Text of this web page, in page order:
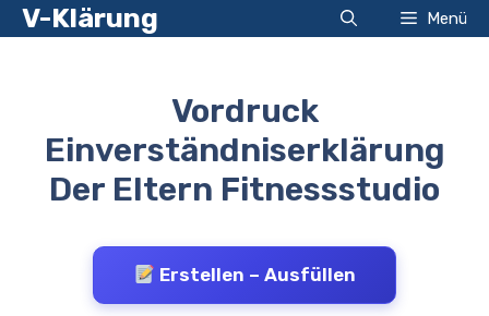
Zum
Inhalt
V-Klärung Menü
Vordruck
Einverständniserklärung
Der Eltern Fitnessstudio
Erstellen – Ausfüllen